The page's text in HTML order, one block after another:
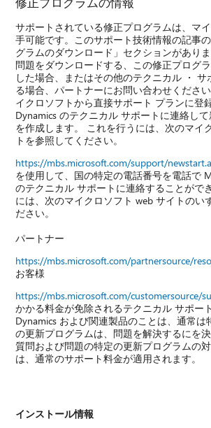
サポートされている修正プログラムは、マ
手可能です。このサポート技術情報の記事
グラムのダウンロード」セクションがあり
問題をダウンロードする、この修正プログ
した場合、またはその他のテクニカル ・
る場合、パートナーにお問い合わせくださ
イクロソフトから直接サポート プランに登
Dynamics のテクニカル サポートに連絡し
を作成します。 これを行うには、次のマイ
トを参照してください。
https://mbs.microsoft.com/support/
を使用して、国の特定の電話番号を電話で
のテクニカル サポートに連絡することがで
には、次のマイクロソフト web サイトのい
ださい。
パートナー
https://mbs.microsoft.com/partnersource/
お客様
https://mbs.microsoft.com/customersource/
かかる料金が免除されるテクニカル サポー
Dynamics および関連製品のことは、通常は
の更新プログラムは、問題を解決するにを
質問および問題の特定の更新プログラムの
は、通常のサポート料金が適用されます。
インストール情報